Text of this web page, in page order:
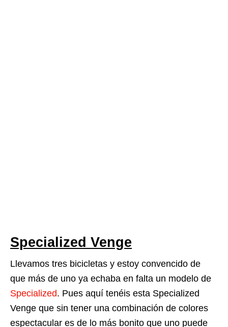
Specialized Venge
Llevamos tres bicicletas y estoy convencido de
que más de uno ya echaba en falta un modelo de
Specialized. Pues aquí tenéis esta Specialized
Venge que sin tener una combinación de colores
espectacular es de lo más bonito que uno puede